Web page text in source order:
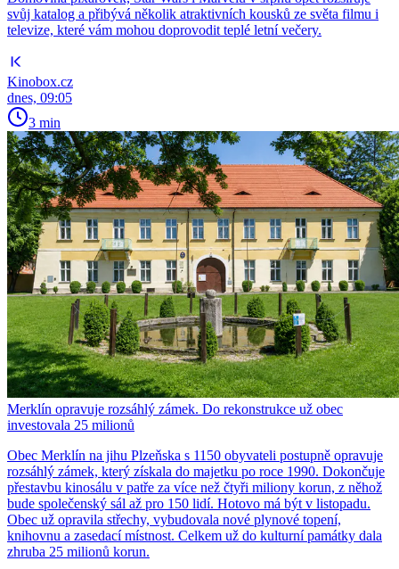
svůj katalog a přibývá několik atraktivních kousků ze světa filmu i
televize, které vám mohou doprovodit teplé letní večery.
Kinobox.cz
dnes, 09:05
3 min
Merklín opravuje rozsáhlý zámek. Do rekonstrukce už obec
investovala 25 milionů
Obec Merklín na jihu Plzeňska s 1150 obyvateli postupně opravuje
rozsáhlý zámek, který získala do majetku po roce 1990. Dokončuje
přestavbu kinosálu v patře za více než čtyři miliony korun, z něhož
bude společenský sál až pro 150 lidí. Hotovo má být v listopadu.
Obec už opravila střechy, vybudovala nové plynové topení,
knihovnu a zasedací místnost. Celkem už do kulturní památky dala
zhruba 25 milionů korun.